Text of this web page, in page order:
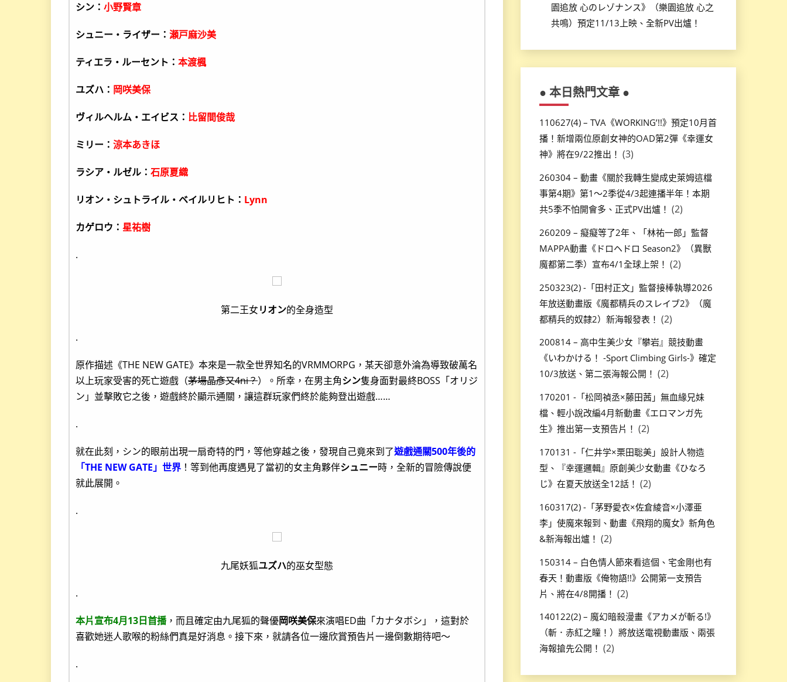
シン： 小野賢章
シュニー・ライザー： 瀬戸麻沙美
ティエラ・ルーセント： 本渡楓
ユズハ： 岡咲美保
ヴィルヘルム・エイビス： 比留間俊哉
ミリー： 涼本あきほ
ラシア・ルゼル： 石原夏織
リオン・シュトライル・ベイルリヒト： Lynn
カゲロウ： 星祐樹
.
第二王女リオン的全身造型
.
原作描述《THE NEW GATE》本來是一款全世界知名的VRMMORPG，某天卻意外淪為導致破萬名
以上玩家受害的死亡遊戲（茅場晶彥又4ni？）。所幸，在男主角シン隻身面對最終BOSS「オリジ
ン」並擊敗它之後，遊戲終於顯示通關，讓這群玩家們終於能夠登出遊戲……
.
就在此刻，シン的眼前出現一扇奇特的門，等他穿越之後，發現自己竟來到了遊戲通關500年後的
「THE NEW GATE」世界 ！等到他再度遇見了當初的女主角夥伴シュニー時，全新的冒險傳說便
就此展開。
.
九尾妖狐ユズハ的巫女型態
.
本片宣布4月13日首播 ，而且確定由九尾狐的聲優岡咲美保來演唱ED曲「カナタボシ」，這對於
喜歡她迷人歌喉的粉絲們真是好消息。接下來，就請各位一邊欣賞預告片一邊倒數期待吧～
.
園追放 心のレゾナンス》（樂園追放 心之
共鳴）預定11/13上映、全新PV出爐！
● 本日熱門文章 ●
110627(4) – TVA《WORKING’!!》預定10月首
播！新增兩位原創女神的OAD第2彈《幸運女
神》將在9/22推出！ (3)
260304 – 動畫《關於我轉生變成史萊姆這檔
事第4期》第1～2季從4/3起連播半年！本期
共5季不怕開會多、正式PV出爐！ (2)
260209 – 癡癡等了2年、「林祐一郎」監督
MAPPA動畫《ドロヘドロ Season2》（異獸
魔都第二季）宣布4/1全球上架！ (2)
250323(2) -「田村正文」監督接棒執導2026
年放送動畫版《魔都精兵のスレイブ2》（魔
都精兵的奴隸2）新海報發表！ (2)
200814 – 高中生美少女『攀岩』競技動畫
《いわかける！ -Sport Climbing Girls-》確定
10/3放送、第二張海報公開！ (2)
170201 -「松岡禎丞×藤田茜」無血緣兄妹
檔、輕小說改編4月新動畫《エロマンガ先
生》推出第一支預告片！ (2)
170131 -「仁井学×栗田聡美」設計人物造
型、『幸運邏輯』原創美少女動畫《ひなろ
じ》在夏天放送全12話！ (2)
160317(2) -「茅野愛衣×佐倉綾音×小澤亜
李」使魔來報到、動畫《飛翔的魔女》新角色
&新海報出爐！ (2)
150314 – 白色情人節來看這個、宅金剛也有
春天！動畫版《俺物語!!》公開第一支預告
片、將在4/8開播！ (2)
140122(2) – 魔幻暗殺漫畫《アカメが斬る!》
（斬．赤紅之瞳！）將放送電視動畫版、兩張
海報搶先公開！ (2)